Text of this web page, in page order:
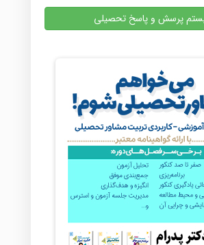
پرسش و پاسخ تحصیلی